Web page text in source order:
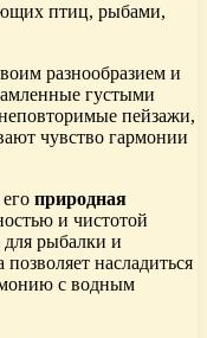
птиц, рыбами,
разнообразием и
густыми
пейзажи,
чувство гармонии
природная
и чистотой
для рыбалки и
насладиться
с водным